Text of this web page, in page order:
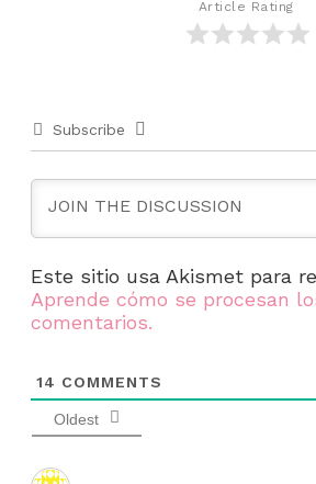
Article Rating
Subscribe
Este sitio usa Akismet para
Aprende cómo se procesan
comentarios.
14 COMMENTS
Oldest